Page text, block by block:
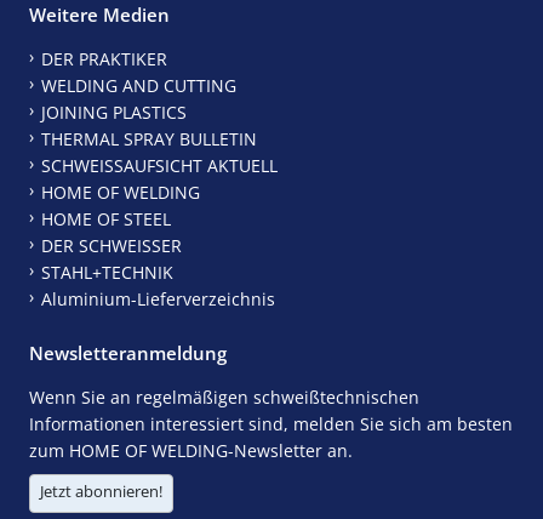
Weitere Medien
DER PRAKTIKER
WELDING AND CUTTING
JOINING PLASTICS
THERMAL SPRAY BULLETIN
SCHWEISSAUFSICHT AKTUELL
HOME OF WELDING
HOME OF STEEL
DER SCHWEISSER
STAHL+TECHNIK
Aluminium-Lieferverzeichnis
Newsletteranmeldung
Wenn Sie an regelmäßigen schweißtechnischen
Informationen interessiert sind, melden Sie sich am besten
zum HOME OF WELDING-Newsletter an.
Jetzt abonnieren!